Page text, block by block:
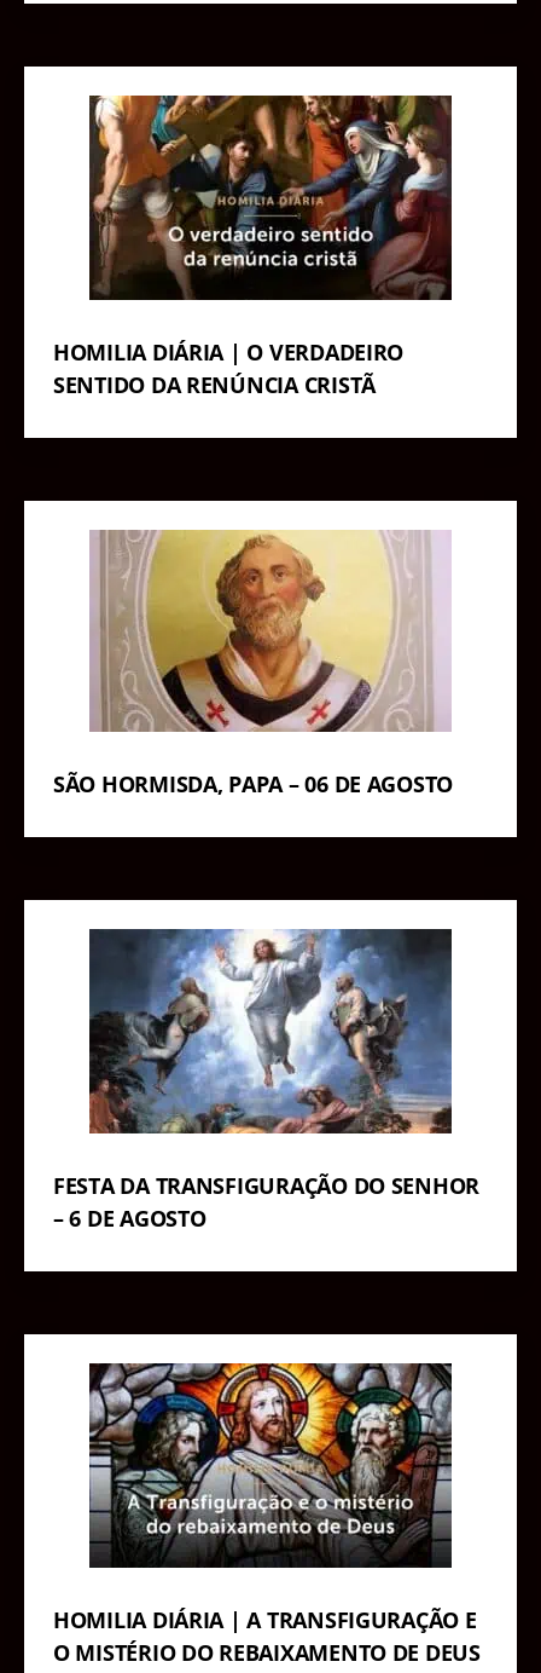
HOMILIA DIÁRIA | O VERDADEIRO
SENTIDO DA RENÚNCIA CRISTÃ
SÃO HORMISDA, PAPA – 06 DE AGOSTO
FESTA DA TRANSFIGURAÇÃO DO SENHOR
– 6 DE AGOSTO
HOMILIA DIÁRIA | A TRANSFIGURAÇÃO E
O MISTÉRIO DO REBAIXAMENTO DE DEUS